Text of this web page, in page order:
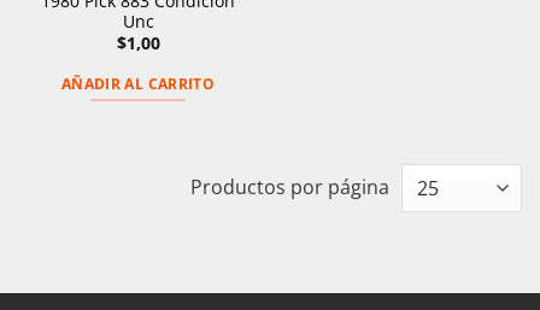
Unc
$1,00
AÑADIR AL CARRITO
Productos por página